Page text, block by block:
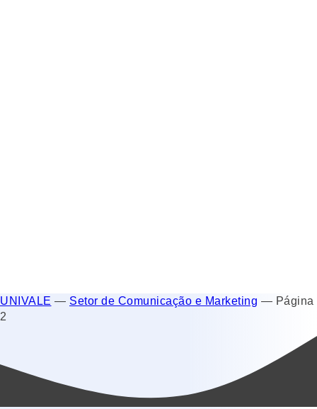
UNIVALE — Setor de Comunicação e Marketing — Página
2